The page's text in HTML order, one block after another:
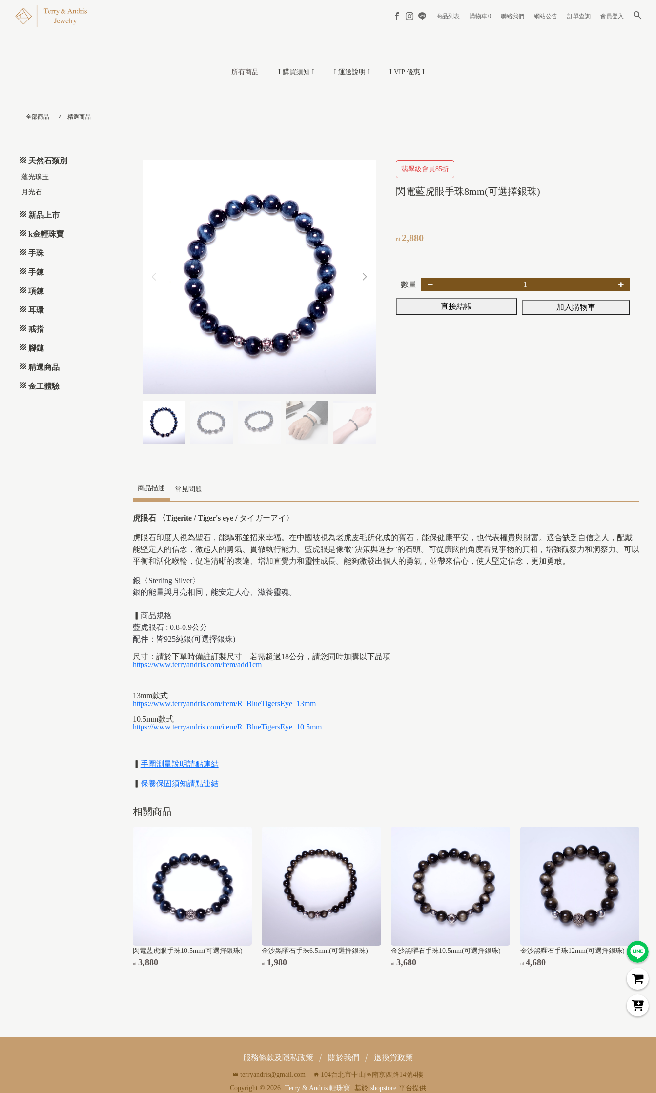
商品列表 購物車0 聯絡我們 網站公告 訂單查詢 會員登入
所有商品 I 購買須知 I I 運送說明 I I VIP 優惠 I
全部商品 精選商品
天然石類別
蘊光璞玉
月光石
新品上市
k金輕珠寶
手珠
手鍊
項鍊
耳環
戒指
腳鏈
精選商品
金工體驗
閃電藍虎眼手珠8mm(可選擇銀珠)
翡翠級會員85折
nt.2,880
數量
直接結帳 加入購物車
商品描述 常見問題
虎眼石 〈Tigerite / Tiger's eye / タイガーアイ〉
虎眼石印度人視為聖石，能驅邪並招來幸福。在中國被視為老虎皮毛所化成的寶石，能保健康平安，也代表權貴與財富。適合缺乏自信之人，配戴
能堅定人的信念，激起人的勇氣、貫徹執行能力。藍虎眼是像徵”決策與進步”的石頭。可從廣闊的角度看見事物的真相，增強觀察力和洞察力。可以
平衡和活化喉輪，促進清晰的表達、增加直覺力和靈性成長。能夠激發出個人的勇氣，並帶來信心，使人堅定信念，更加勇敢。
銀〈Sterling Silver〉
銀的能量與月亮相同，能安定人心、滋養靈魂。
商品規格
藍虎眼石 : 0.8-0.9公分
配件：皆925純銀(可選擇銀珠)
尺寸：請於下單時備註訂製尺寸，若需超過18公分，請您同時加購以下品項
https://www.terryandris.com/item/add1cm
13mm款式
https://www.terryandris.com/item/R_BlueTigersEye_13mm
10.5mm款式
https://www.terryandris.com/item/R_BlueTigersEye_10.5mm
手圍測量說明請點連結
保養保固須知請點連結
相關商品
nt. 3,880
閃電藍虎眼手珠10.5mm(可選擇銀珠)
nt. 1,980
金沙黑曜石手珠6.5mm(可選擇銀珠)
nt. 3,680
金沙黑曜石手珠10.5mm(可選擇銀珠)
nt. 4,680
金沙黑曜石手珠12mm(可選擇銀珠)
服務條款及隱私政策 關於我們 退換貨政策
terryandris@gmail.com
104台北市中山區南京西路14號4樓
Copyright © 2026 Terry & Andris 輕珠寶 基於 shopstore 平台提供